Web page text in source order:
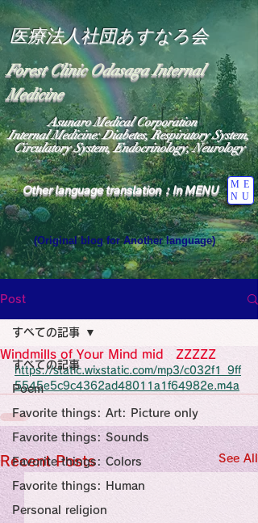
医療法人社団あすなろ会
Forest Clinic Odasaga Internal
Medicine
Other language translation：In MENU
ME
NU
Asunaro Medical Corporation
Internal Medicine: Diabetes, Respiratory System,
Circulatory System, Endocrinology, Neurology
(Original blog for Another language)
Heavens: Beyond the Universe: The World
the God of Light Resides"
Medicine Specialist
Specialist
Wide Blog
Medicine
Religion
Post
すべての記事
Poem
Favorite things: Art: Picture only
Favorite things: Sounds
Favorite things: Colors
Favorite things: Human
Personal religion
すべての記事
Windmills of Your Mind mid ZZZZZ
https://static.wixstatic.com/mp3/c032f1_9ff
5545e5c9c4362ad48011a1f64982e.m4a
Recent Posts See All